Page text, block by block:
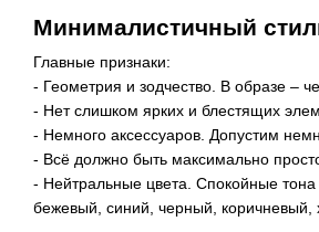
Минималистичный
Главные признаки:
- Геометрия и зодчество. В образе –
- Нет слишком ярких и блестящих
- Немного аксессуаров. Допустим
- Всё должно быть максимально
- Нейтральные цвета. Спокойные
бежевый, синий, черный, коричневый,